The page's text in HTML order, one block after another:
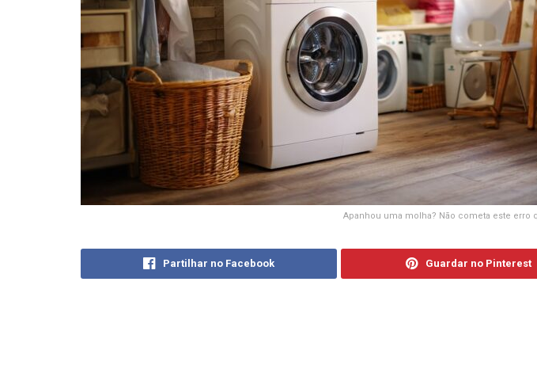
Apanhou uma molha? Não cometa este erro
Partilhar no Facebook Guardar no Pinterest